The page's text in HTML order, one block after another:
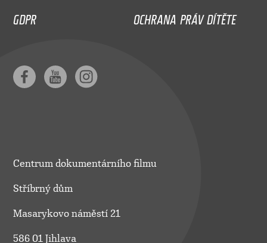
GDPR
OCHRANA PRÁV DÍTĚTE
Centrum dokumentárního filmu
Stříbrný dům
Masarykovo náměstí 21
586 01 Jihlava